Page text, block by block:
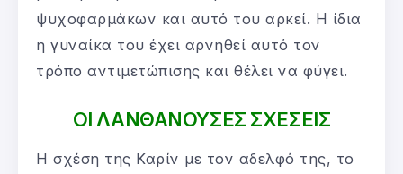
ψυχοφαρμάκων και αυτό του αρκεί. Η ίδια
η γυναίκα του έχει αρνηθεί αυτό τον
τρόπο αντιμετώπισης και θέλει να φύγει.
ΟΙ ΛΑΝΘΑΝΟΥΣΕΣ ΣΧΕΣΕΙΣ
Η σχέση της Καρίν με τον αδελφό της, το